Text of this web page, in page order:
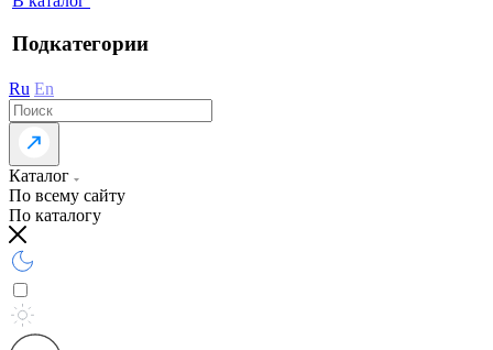
Подкатегории
Ru En
Каталог
По всему сайту
По каталогу